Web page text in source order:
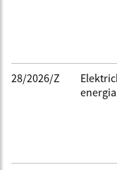
28/2026/Z
energia